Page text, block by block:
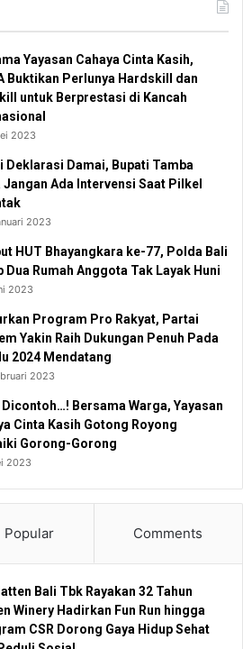
Yayasan Cahaya Cinta Kasih,
Buktikan Perlunya Hardskill dan
untuk Berprestasi di Kancah
2023
Deklarasi Damai, Bupati Tamba
Jangan Ada Intervensi Saat Pilkel
2023
HUT Bhayangkara ke-77, Polda Bali
Dua Rumah Anggota Tak Layak Huni
2023
Program Pro Rakyat, Partai
Yakin Raih Dukungan Penuh Pada
2024 Mendatang
2023
Dicontoh…! Bersama Warga, Yayasan
Cinta Kasih Gotong Royong
Gorong-Gorong
2023
Popular Comments
Bali Tbk Rayakan 32 Tahun
Winery Hadirkan Fun Run hingga
CSR Dorong Gaya Hidup Sehat